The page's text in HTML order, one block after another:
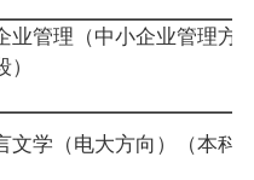
业管理（中小企业管理方
文学（电大方向）（本科